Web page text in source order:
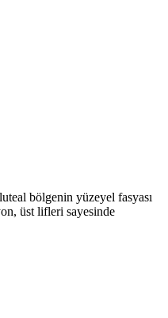
bölgenin yüzeyel fasyası
üst lifleri sayesinde